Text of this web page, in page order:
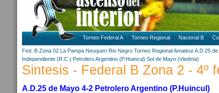
Torneo Federal A Torneo Regional Nacional B
Fed. B Zona 02 La Pampa Neuquen Rio Negro Torneo Regional AmateurA.D.25
Independiente (R.C.) Petrolero Argentino (P.Huincul) Sol de Mayo (Viedma)
Sintesis - Federal B Zona 2 - 4º
A.D.25 de Mayo 4-2 Petrolero Argentino (P.Huincul)